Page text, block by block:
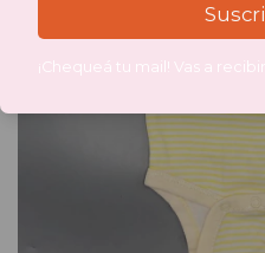
¡Chequeá tu mail! Vas a